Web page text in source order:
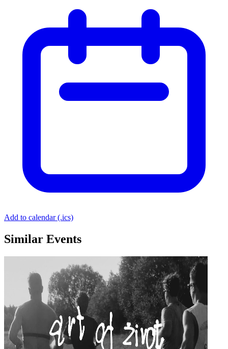
Add to calendar (.ics)
Similar Events